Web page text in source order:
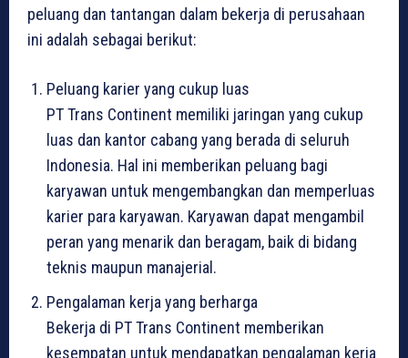
peluang dan tantangan dalam bekerja di perusahaan
ini adalah sebagai berikut:
Peluang karier yang cukup luas
PT Trans Continent memiliki jaringan yang cukup
luas dan kantor cabang yang berada di seluruh
Indonesia. Hal ini memberikan peluang bagi
karyawan untuk mengembangkan dan memperluas
karier para karyawan. Karyawan dapat mengambil
peran yang menarik dan beragam, baik di bidang
teknis maupun manajerial.
Pengalaman kerja yang berharga
Bekerja di PT Trans Continent memberikan
kesempatan untuk mendapatkan pengalaman kerja